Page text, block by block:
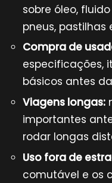
sobre óleo,
pneus, pastilhas
Compra de
especificações,
básicos antes
Viagens longas:
importantes
rodar longas
Uso fora de
comutável e os